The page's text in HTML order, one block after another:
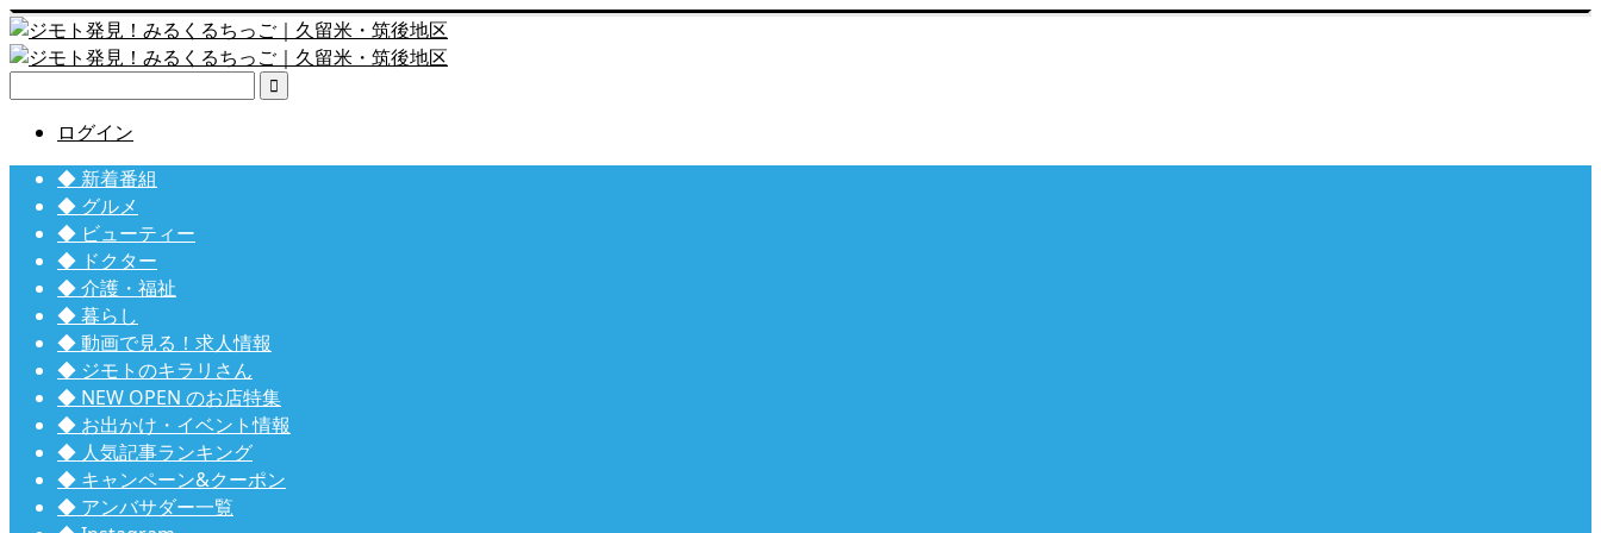

ログイン
◆ 新着番組
◆ グルメ
◆ ビューティー
◆ ドクター
◆ 介護・福祉
◆ 暮らし
◆ 動画で見る！求人情報
◆ ジモトのキラリさん
◆ NEW OPEN のお店特集
◆ お出かけ・イベント情報
◆ 人気記事ランキング
◆ キャンペーン&クーポン
◆ アンバサダー一覧